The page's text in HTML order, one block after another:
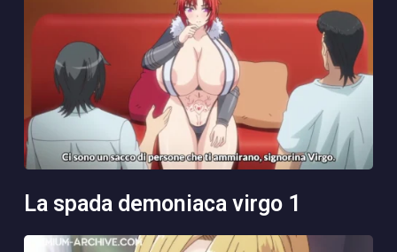
la spada demoniaca virgo 1